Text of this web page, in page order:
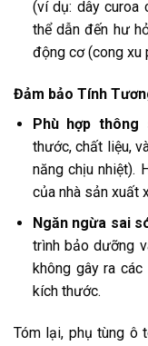
(ví dụ: dây curoa
thể dẫn đến hư
động cơ (cong xu
Đảm bảo Tính
Phù hợp thông
thước, chất liệu,
năng chịu nhiệt).
của nhà sản xuất
Ngăn ngừa sai
trình bảo dưỡng
không gây ra
kích thước.
Tóm lại, phụ tùng ô